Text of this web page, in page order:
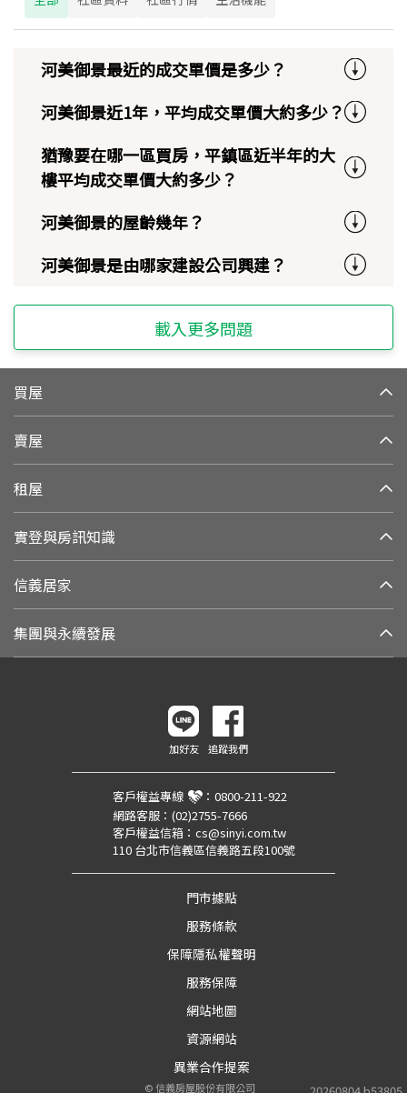
河美御景最近的成交單價是多少？
河美御景近1年，平均成交單價大約多少？
猶豫要在哪一區買房，平鎮區近半年的大
樓平均成交單價大約多少？
河美御景的屋齡幾年？
河美御景是由哪家建設公司興建？
載入更多問題
買屋
賣屋
租屋
實登與房訊知識
信義居家
集團與永續發展
加好友 追蹤我們
客戶權益專線 ： 0800-211-922
網路客服： (02)2755-7666
客戶權益信箱： cs@sinyi.com.tw
110 台北市信義區信義路五段100號
門市據點
服務條款
保障隱私權聲明
服務保障
網站地圖
資源網站
異業合作提案
©信義房屋股份有限公司